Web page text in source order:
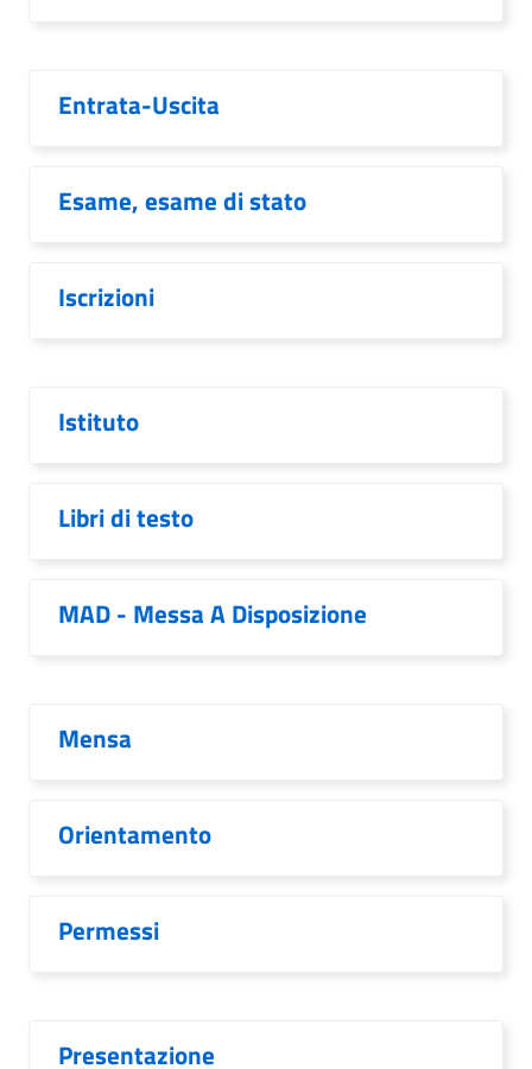
Entrata-Uscita
Esame, esame di stato
Iscrizioni
Istituto
Libri di testo
MAD - Messa A Disposizione
Mensa
Orientamento
Permessi
Presentazione